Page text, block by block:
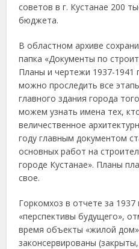
советов в г. Кустанае 200
бюджета.
В областном архиве
папка «Документы по
Планы и чертежи 1937-1941
можно проследить все
главного здания города
можем узнать имена тех,
величественное
году главным документом
основных работ на
городе Кустанае». Планы
свое.
Горкомхоз в отчете за 1937
«перспективы будущего»,
время объекты «жилой
законсервированы